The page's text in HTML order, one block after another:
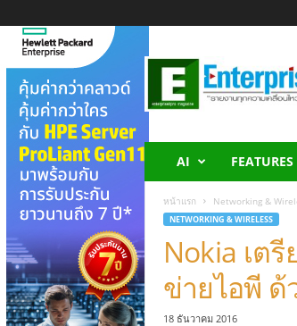
n
T
P
r
o
AI FEATURES
หน้าแรก Networking &
NETWORKING & WIRELESS
Nokia เต
ข่ายไอพี ด้
18 ธันวาคม 2016